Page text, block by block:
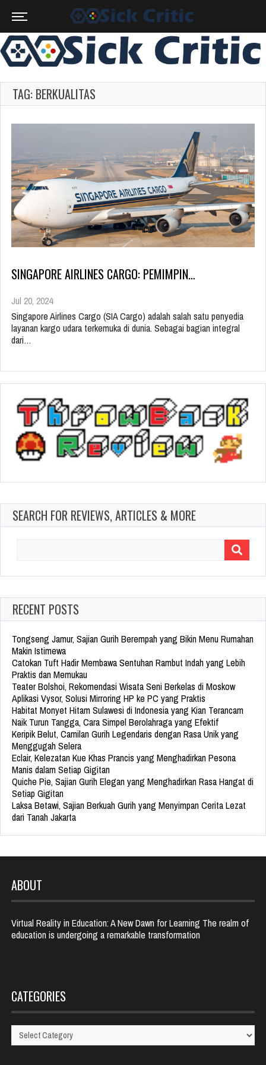
TAG: BERKUALITAS
SINGAPORE AIRLINES CARGO: PEMIMPIN…
Jul 20, 2024
Singapore Airlines Cargo (SIA Cargo) adalah salah satu penyedia
layanan kargo udara terkemuka di dunia. Sebagai bagian integral
dari…
SEARCH FOR REVIEWS, ARTICLES & MORE
RECENT POSTS
Tongseng Jamur, Sajian Gurih Berempah yang Bikin Menu Rumahan
Makin Istimewa
Catokan Tuft Hadir Membawa Sentuhan Rambut Indah yang Lebih
Praktis dan Memukau
Teater Bolshoi, Rekomendasi Wisata Seni Berkelas di Moskow
Aplikasi Vysor, Solusi Mirroring HP ke PC yang Praktis
Habitat Monyet Hitam Sulawesi di Indonesia yang Kian Terancam
Naik Turun Tangga, Cara Simpel Berolahraga yang Efektif
Keripik Belut, Camilan Gurih Legendaris dengan Rasa Unik yang
Menggugah Selera
Eclair, Kelezatan Kue Khas Prancis yang Menghadirkan Pesona
Manis dalam Setiap Gigitan
Quiche Pie, Sajian Gurih Elegan yang Menghadirkan Rasa Hangat di
Setiap Gigitan
Laksa Betawi, Sajian Berkuah Gurih yang Menyimpan Cerita Lezat
dari Tanah Jakarta
ABOUT
Virtual Reality in Education: A New Dawn for Learning The realm of
education is undergoing a remarkable transformation
CATEGORIES
Categories